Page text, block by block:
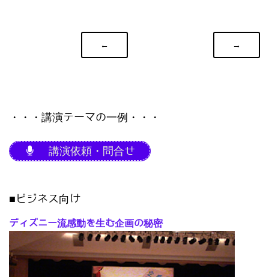
← →
・・・講演テーマの一例・・・
講演依頼・問合せ
■ビジネス向け
ディズニー流感動を生む企画の秘密